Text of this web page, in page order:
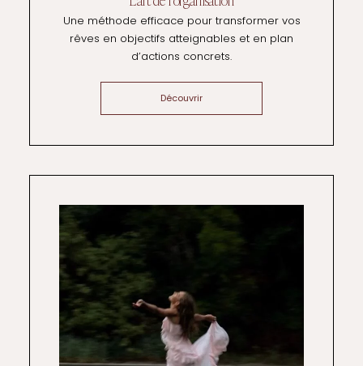
Une méthode efficace pour transformer vos
rêves en objectifs atteignables et en plan
d’actions concrets.
Découvrir